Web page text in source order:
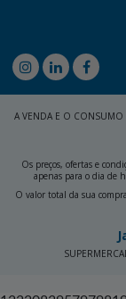
A VENDA E O CONSUMO
Os preços, ofertas e
apenas para o dia de
O valor total da sua